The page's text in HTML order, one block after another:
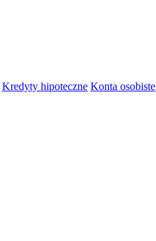
Kredyty hipoteczne Konta osobiste